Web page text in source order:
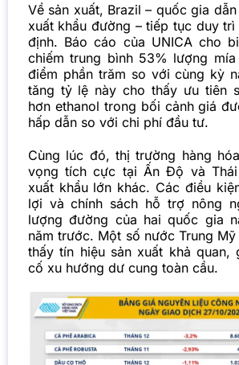
Về sản xuất, Brazil – quốc gia
xuất khẩu đường – tiếp tục duy
định. Báo cáo của UNICA cho
chiếm trung bình 53% lượng
điểm phần trăm so với cùng kỳ
tăng tỷ lệ này cho thấy ưu tiên
hơn ethanol trong bối cảnhgiá
hấp dẫn so với chi phí đầu tư.
Cùng lúc đó, thị trường hàng
vọng tích cực tại Ấn Độ và
xuất khẩu lớn khác. Các điều
lợi và chính sách hỗ trợ nông
lượng đường của hai quốc gia
năm trước. Một số nước Trung
thấy tín hiệu sản xuất khả quan,
cố xu hướng dư cung toàn cầu.